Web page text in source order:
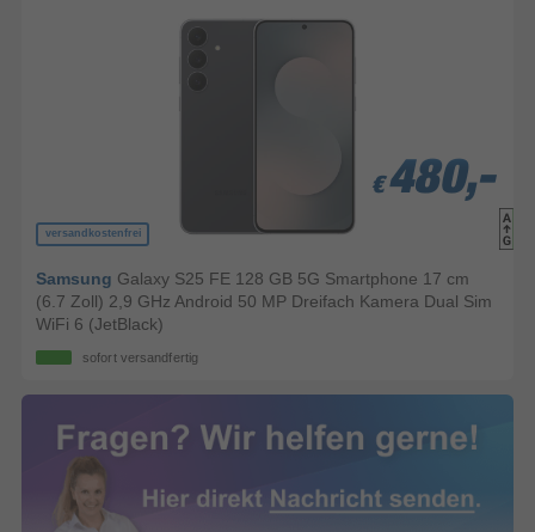
versandkostenfrei
€ 480,-
€ 480,-
€ 480,-
Samsung Galaxy S25 FE 128 GB 5G Smartphone 17 cm
(6.7 Zoll) 2,9 GHz Android 50 MP Dreifach Kamera Dual Sim
WiFi 6 (JetBlack)
sofort versandfertig